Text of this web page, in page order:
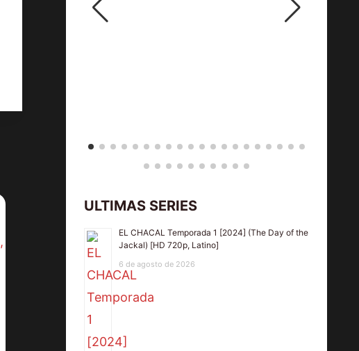
ULTIMAS SERIES
EL CHACAL Temporada 1 [2024] (The Day of the
Jackal) [HD 720p, Latino]
6 de agosto de 2026